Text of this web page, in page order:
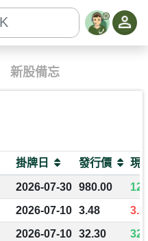
新股備忘
掛牌日 發行價
現
2026-07-30 980.00
2026-07-10 3.48
2026-07-10 32.30